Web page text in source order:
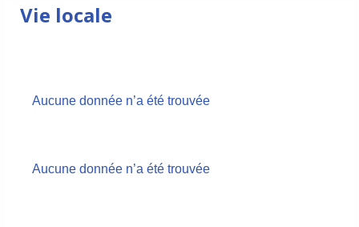
Vie locale
Aucune donnée n’a été trouvée
Aucune donnée n’a été trouvée